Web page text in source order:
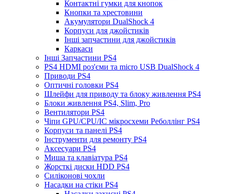
Контактні гумки для кнопок
Кнопки та хрестовини
Акумулятори DualShock 4
Корпуси для джойстиків
Інші запчастини для джойстиків
Каркаси
Інші Запчастини PS4
PS4 HDMI роз'єми та micro USB DualShock 4
Приводи PS4
Оптичні головки PS4
Шлейфи для приводу та блоку живлення PS4
Блоки живлення PS4, Slim, Pro
Вентилятори PS4
Чіпи GPU/CPU/IC мікросхеми Реболлінг PS4
Корпуси та панелі PS4
Інструменти для ремонту PS4
Аксесуари PS4
Миша та клавіатура PS4
Жорсткі диски HDD PS4
Силіконові чохли
Насадки на стіки PS4